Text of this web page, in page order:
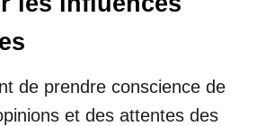
de prendre conscience de
et des attentes des